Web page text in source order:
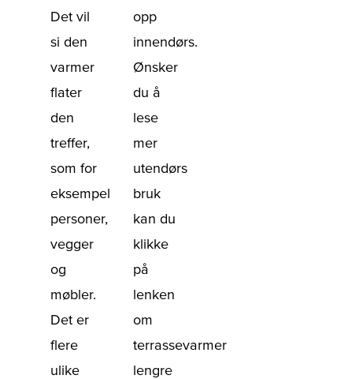
Det vil
si den
varmer
flater
den
treffer,
som for
eksempel
personer,
vegger
og
møbler.
Det er
flere
ulike
opp
innendørs.
Ønsker
du å
lese
mer
utendørs
bruk
kan du
klikke
på
lenken
om
terrassevarmer
lengre